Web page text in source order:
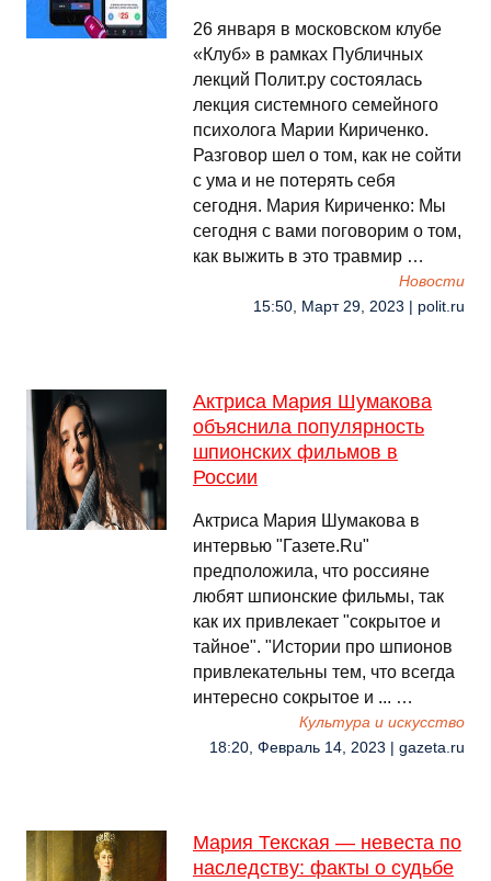
26 января в московском клубе
«Клуб» в рамках Публичных
лекций Полит.ру состоялась
лекция системного семейного
психолога Марии Кириченко.
Разговор шел о том, как не сойти
с ума и не потерять себя
сегодня. Мария Кириченко: Мы
сегодня с вами поговорим о том,
как выжить в это травмир …
Новости
15:50, Март 29, 2023 | polit.ru
Актриса Мария Шумакова
объяснила популярность
шпионских фильмов в
России
Актриса Мария Шумакова в
интервью "Газете.Ru"
предположила, что россияне
любят шпионские фильмы, так
как их привлекает "сокрытое и
тайное". "Истории про шпионов
привлекательны тем, что всегда
интересно сокрытое и ... …
Культура и искусство
18:20, Февраль 14, 2023 | gazeta.ru
Мария Текская — невеста по
наследству: факты о судьбе